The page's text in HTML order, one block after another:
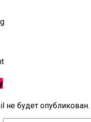
не будет опубликован.